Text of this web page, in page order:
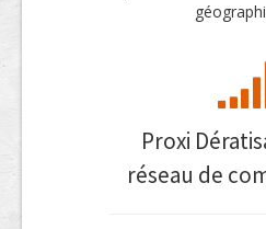
Proxi
réseau de